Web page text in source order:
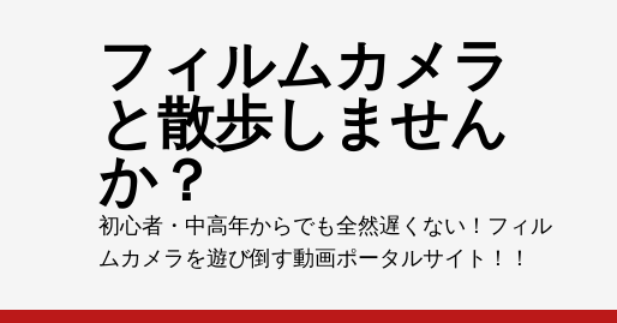
フィルムカメラ
と散歩しません
か？
初心者・中高年からでも全然遅くない！フィル
ムカメラを遊び倒す動画ポータルサイト！！